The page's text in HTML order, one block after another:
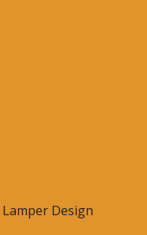
Lamper Design